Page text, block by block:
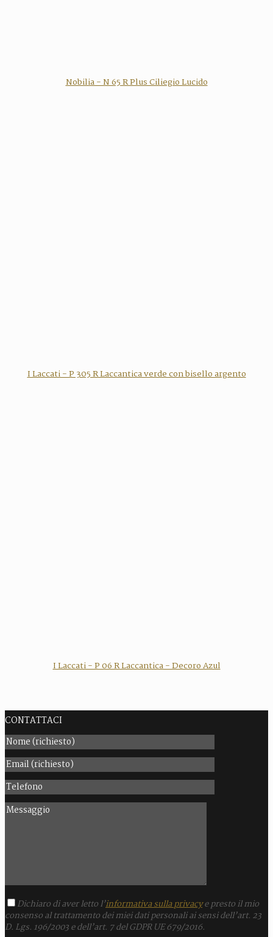
Nobilia - N 65 R Plus Ciliegio Lucido
I Laccati - P 305 R Laccantica verde con bisello argento
I Laccati - P 06 R Laccantica - Decoro Azul
CONTATTACI
Dichiaro di aver letto l’informativa sulla privacye presto il mio
consenso al trattamento dei miei dati personali ai sensi dell’art. 23
D. Lgs. 196/2003 e dell’art. 7 del GDPR UE 679/2016.